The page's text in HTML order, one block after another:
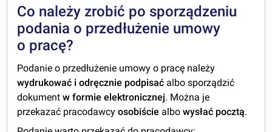
Co należy zrobić po sporządzeniu
podania o przedłużenie umowy
o pracę?
Podanie o przedłużenie umowy o pracę należy
wydrukować i odręcznie podpisać albo sporządzić
dokumentw formie elektronicznej. Można je
przekazać pracodawcyosobiście albowysłać pocztą.